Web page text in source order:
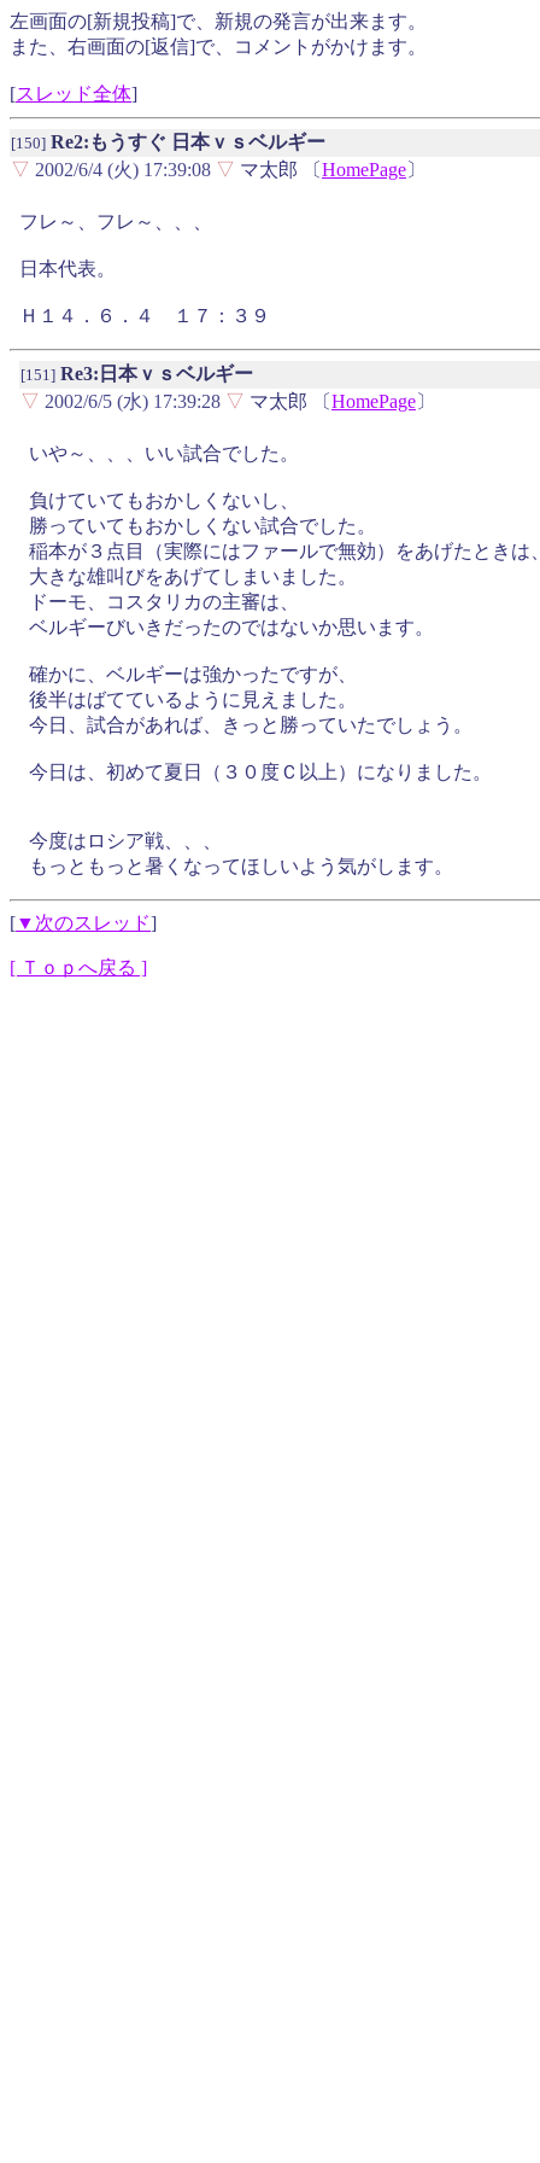
左画面の[新規投稿]で、新規の発言が出来ます。
また、右画面の[返信]で、コメントがかけます。
[スレッド全体]
[150] Re2:もうすぐ 日本ｖｓベルギー
▽ 2002/6/4 (火) 17:39:08 ▽ マ太郎 〔HomePage〕
フレ～、フレ～、、、
日本代表。
Ｈ１４．６．４ １７：３９
[151] Re3:日本ｖｓベルギー
▽ 2002/6/5 (水) 17:39:28 ▽ マ太郎 〔HomePage〕
いや～、、、いい試合でした。
負けていてもおかしくないし、
勝っていてもおかしくない試合でした。
稲本が３点目（実際にはファールで無効）をあげたときは
大きな雄叫びをあげてしまいました。
ドーモ、コスタリカの主審は、
ベルギーびいきだったのではないか思います。
確かに、ベルギーは強かったですが、
後半はばてているように見えました。
今日、試合があれば、きっと勝っていたでしょう。
今日は、初めて夏日（３０度Ｃ以上）になりました。
今度はロシア戦、、、
もっともっと暑くなってほしいよう気がします。
[▼次のスレッド]
[ Ｔｏｐへ戻る ]